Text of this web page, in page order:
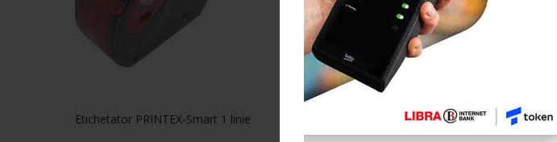
Etichetator PRINTEX-Smart 1 linie
Set 6 role etichete pt etichetator
PRINTEX-Smart 2 linii